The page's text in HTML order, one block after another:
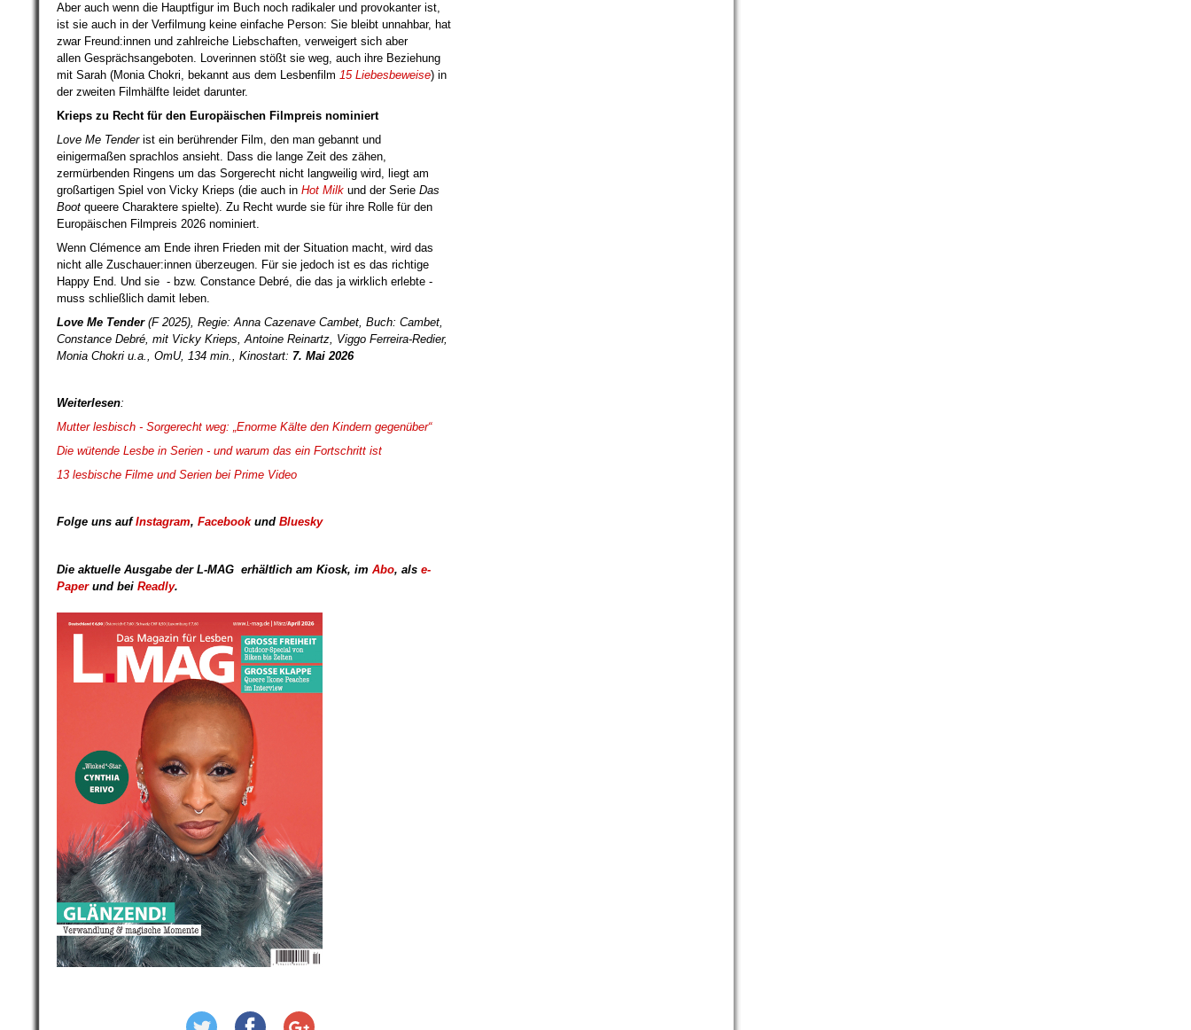
Aber auch wenn die Hauptfigur im Buch noch radikaler und provokanter ist,
ist sie auch in der Verfilmung keine einfache Person: Sie bleibt unnahbar, hat
zwar Freund:innen und zahlreiche Liebschaften, verweigert sich aber
allen Gesprächsangeboten. Loverinnen stößt sie weg, auch ihre Beziehung
mit Sarah (Monia Chokri, bekannt aus dem Lesbenfilm 15 Liebesbeweise) in
der zweiten Filmhälfte leidet darunter.
Krieps zu Recht für den Europäischen Filmpreis nominiert
Love Me Tenderist ein berührender Film, den man gebannt und
einigermaßen sprachlos ansieht. Dass die lange Zeit des zähen,
zermürbenden Ringens um das Sorgerecht nicht langweilig wird, liegt am
großartigen Spiel von Vicky Krieps (die auch in Hot Milk und der Serie Das
Boot queere Charaktere spielte). Zu Recht wurde sie für ihre Rolle für den
Europäischen Filmpreis 2026 nominiert.
Wenn Clémence am Ende ihren Frieden mit der Situation macht, wird das
nicht alle Zuschauer:innen überzeugen. Für sie jedoch ist es das richtige
Happy End. Und sie - bzw. Constance Debré, die das ja wirklich erlebte -
muss schließlich damit leben.
Love Me Tender(F 2025), Regie: Anna Cazenave Cambet, Buch: Cambet,
Constance Debré, mit Vicky Krieps, Antoine Reinartz, Viggo Ferreira-Redier,
Monia Chokri u.a., OmU, 134 min., Kinostart: 7. Mai 2026
Weiterlesen:
Mutter lesbisch - Sorgerecht weg: „Enorme Kälte den Kindern gegenüber“
Die wütende Lesbe in Serien - und warum das ein Fortschritt ist
13 lesbische Filme und Serien bei Prime Video
Folge uns aufInstagram, Facebook und Bluesky
Die aktuelle Ausgabe der L-MAG erhältlich am Kiosk, im Abo, als e-
Paper und bei Readly.